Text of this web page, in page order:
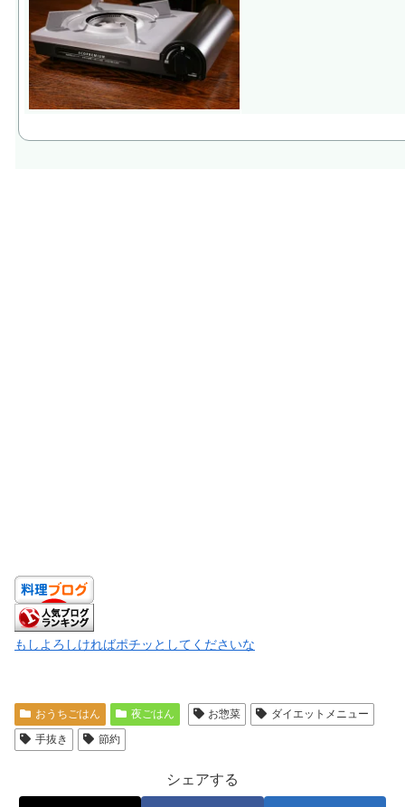
もしよろしければポチッとしてくださいな
おうちごはん 夜ごはん お惣菜
ダイエットメニュー
手抜き
節約
シェアする